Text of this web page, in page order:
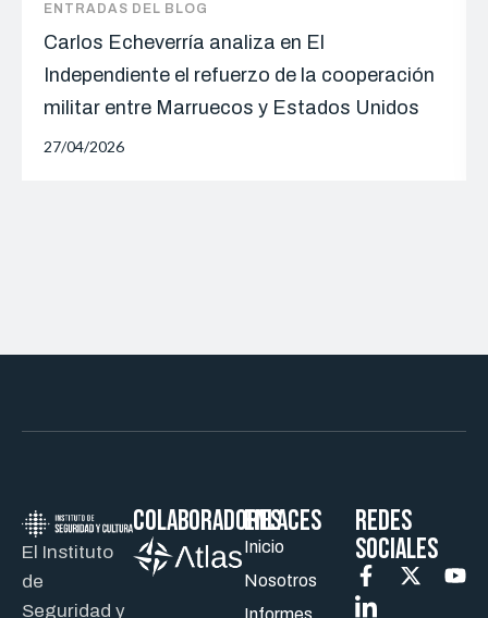
ENTRADAS DEL BLOG
Carlos Echeverría analiza en El
Independiente el refuerzo de la cooperación
militar entre Marruecos y Estados Unidos
27/04/2026
El Instituto
de
Seguridad y
ColaboradoresENLACES
Inicio
Nosotros
Informes
REDES
SOCIALES